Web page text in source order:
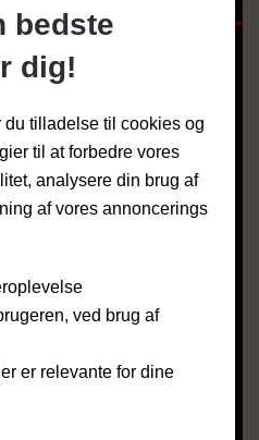
bedste
dig!
du tilladelse til cookies og
til at forbedre vores
analysere din brug af
af vores annoncerings
ved brug af
er relevante for dine